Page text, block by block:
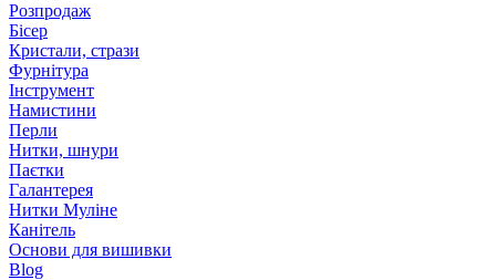
Розпродаж
Бісер
Кристали, стрази
Фурнітура
Інструмент
Намистини
Перли
Нитки, шнури
Паєтки
Галантерея
Нитки Муліне
Канітель
Основи для вишивки
Blog